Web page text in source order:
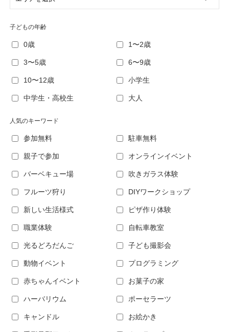
子どもの年齢
0歳 1〜2歳
3〜5歳 6〜9歳
10〜12歳 小学生
中学生・高校生 大人
人気のキーワード
参加無料 駐車無料
親子で参加 オンラインイベント
バーベキュー場 吹きガラス体験
フルーツ狩り DIYワークショップ
新しい生活様式 ピザ作り体験
職業体験 自転車教室
光るどろだんご 子ども撮影会
動物イベント プログラミング
赤ちゃんイベント お菓子の家
ハーバリウム ポーセラーツ
キャンドル お絵かき